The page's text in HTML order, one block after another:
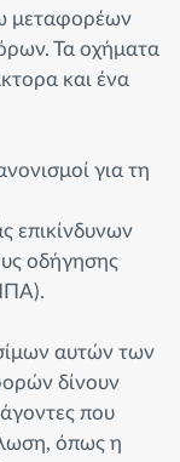
μεταφορέων
Τα οχήματα
και ένα
για τη
επικίνδυνων
οδήγησης
αυτών των
δίνουν
που
όπως η